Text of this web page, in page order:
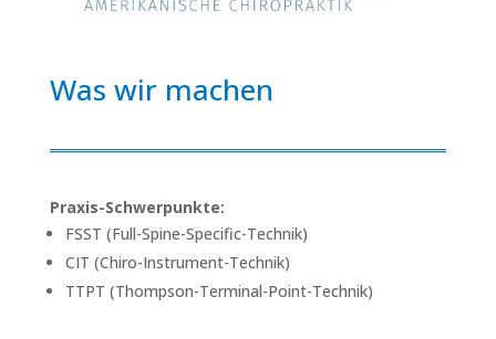
Was wir machen
Praxis-Schwerpunkte:
FSST (Full-Spine-Specific-Technik)
CIT (Chiro-Instrument-Technik)
TTPT (Thompson-Terminal-Point-Technik)